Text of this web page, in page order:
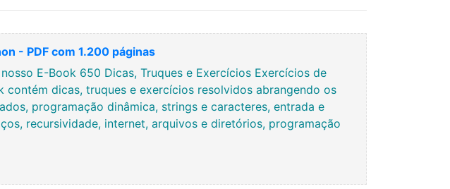
- PDF com 1.200 páginas
E-Book 650 Dicas, Truques e Exercícios Exercícios de
dicas, truques e exercícios resolvidos abrangendo os
programação dinâmica, strings e caracteres, entrada e
recursividade, internet, arquivos e diretórios, programação